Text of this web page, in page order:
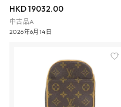
HKD 19032.00
中古品A
2026年6月14日